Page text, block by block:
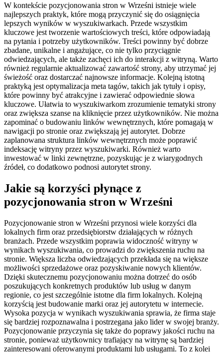
W kontekście pozycjonowania stron w Wrześni istnieje wiele
najlepszych praktyk, które mogą przyczynić się do osiągnięcia
lepszych wyników w wyszukiwarkach. Przede wszystkim
kluczowe jest tworzenie wartościowych treści, które odpowiadają
na pytania i potrzeby użytkowników. Treści powinny być dobrze
zbadane, unikalne i angażujące, co nie tylko przyciągnie
odwiedzających, ale także zachęci ich do interakcji z witryną. Warto
również regularnie aktualizować zawartość strony, aby utrzymać jej
świeżość oraz dostarczać najnowsze informacje. Kolejną istotną
praktyką jest optymalizacja meta tagów, takich jak tytuły i opisy,
które powinny być atrakcyjne i zawierać odpowiednie słowa
kluczowe. Ułatwia to wyszukiwarkom zrozumienie tematyki strony
oraz zwiększa szanse na kliknięcie przez użytkowników. Nie można
zapominać o budowaniu linków wewnętrznych, które pomagają w
nawigacji po stronie oraz zwiększają jej autorytet. Dobrze
zaplanowana struktura linków wewnętrznych może poprawić
indeksację witryny przez wyszukiwarki. Również warto
inwestować w linki zewnętrzne, pozyskując je z wiarygodnych
źródeł, co dodatkowo podnosi autorytet strony.
Jakie są korzyści płynące z
pozycjonowania stron w Wrześni
Pozycjonowanie stron w Wrześni przynosi wiele korzyści dla
lokalnych firm oraz przedsiębiorstw działających w różnych
branżach. Przede wszystkim poprawia widoczność witryny w
wynikach wyszukiwania, co prowadzi do zwiększenia ruchu na
stronie. Większa liczba odwiedzających przekłada się na większe
możliwości sprzedażowe oraz pozyskiwanie nowych klientów.
Dzięki skutecznemu pozycjonowaniu można dotrzeć do osób
poszukujących konkretnych produktów lub usług w danym
regionie, co jest szczególnie istotne dla firm lokalnych. Kolejną
korzyścią jest budowanie marki oraz jej autorytetu w internecie.
Wysoka pozycja w wynikach wyszukiwania sprawia, że firma staje
się bardziej rozpoznawalna i postrzegana jako lider w swojej branży.
Pozycjonowanie przyczynia się także do poprawy jakości ruchu na
stronie, ponieważ użytkownicy trafiający na witrynę są bardziej
zainteresowani oferowanymi produktami lub usługami. To z kolei